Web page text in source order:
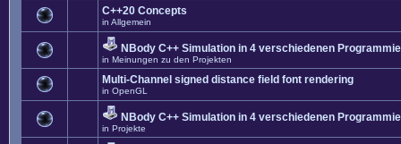
C++20 Concepts
in Allgemein
NBody C++ Simulation in 4 verschiedenen
in Meinungen zu den Projekten
Multi-Channel signed distance field font rendering
in OpenGL
NBody C++ Simulation in 4 verschiedenen
in Projekte